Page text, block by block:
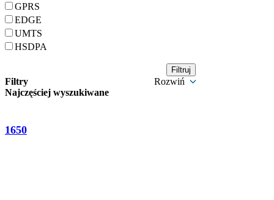
GPRS
EDGE
UMTS
HSDPA
Filtry
Rozwiń
Najczęściej wyszukiwane
1650